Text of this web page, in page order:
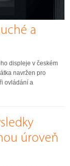
a
displeje v českém
navržen pro
ovládání a
úroveň